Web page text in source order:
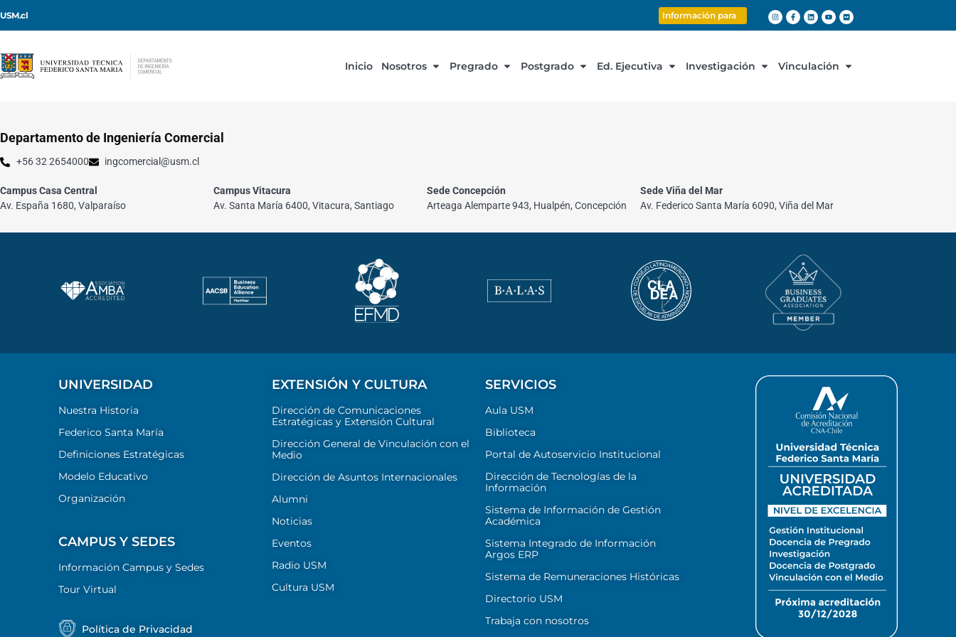
USM.cl Información para
Inicio Nosotros Pregrado Postgrado Ed. Ejecutiva Investigación Vinculación
Departamento de Ingeniería Comercial
+56 32 2654000 ingcomercial@usm.cl
Campus Casa Central
Av. España 1680, Valparaíso
Campus Vitacura
Av. Santa María 6400, Vitacura, Santiago
Sede Concepción
Arteaga Alemparte 943, Hualpén, Concepción
Sede Viña del Mar
Av. Federico Santa María 6090, Viña del Mar
UNIVERSIDAD
Nuestra Historia
Federico Santa María
Definiciones Estratégicas
Modelo Educativo
Organización
CAMPUS Y SEDES
Información Campus y Sedes
Tour Virtual
Política de Privacidad
EXTENSIÓN Y CULTURA
Dirección de Comunicaciones
Estratégicas y Extensión Cultural
Dirección General de Vinculación con el
Medio
Dirección de Asuntos Internacionales
Alumni
Noticias
Eventos
Radio USM
Cultura USM
SERVICIOS
Aula USM
Biblioteca
Portal de Autoservicio Institucional
Dirección de Tecnologías de la
Información
Sistema de Información de Gestión
Académica
Sistema Integrado de Información
Argos ERP
Sistema de Remuneraciones Históricas
Directorio USM
Trabaja con nosotros